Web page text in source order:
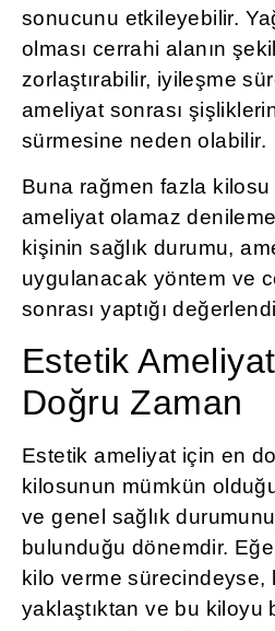
sonucunu etkileyebilir.
olması cerrahi alanın
zorlaştırabilir, iyileşme
ameliyat sonrası
sürmesine neden olabilir.
Buna rağmen fazla
ameliyat olamaz
kişinin sağlık durumu,
uygulanacak yöntem ve
sonrası yaptığı
Estetik
Doğru Zaman
Estetik ameliyat için en
kilosunun mümkün
ve genel sağlık
bulunduğu dönemdir.
kilo verme sürecindeyse,
yaklaştıktan ve bu kiloyu